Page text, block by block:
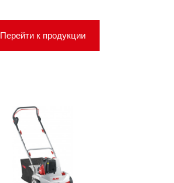
Перейти к продукции